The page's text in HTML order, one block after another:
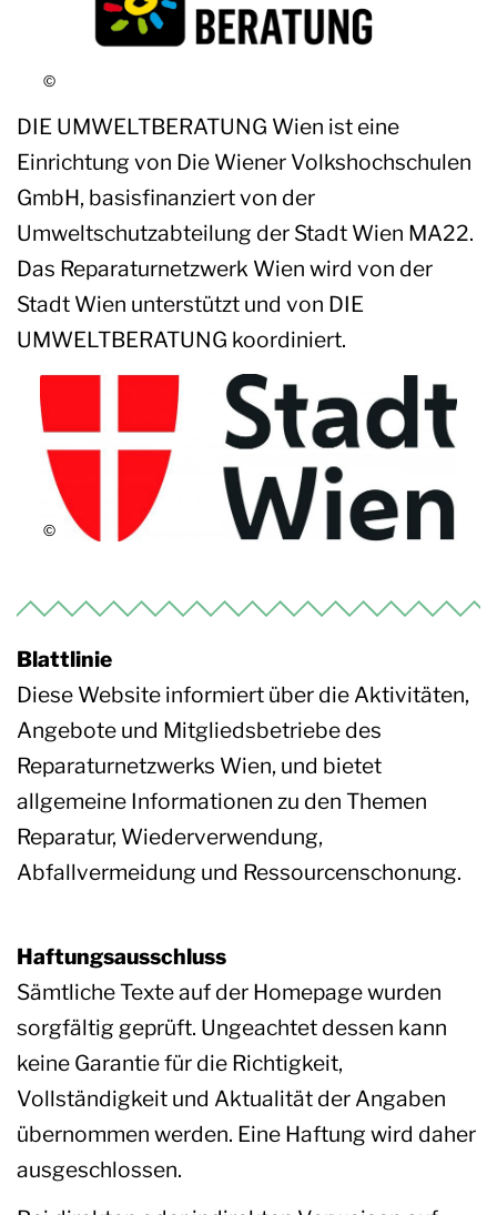
DIE UMWELTBERATUNG Wien ist eine
Einrichtung von Die Wiener Volkshochschulen
GmbH, basisfinanziert von der
Umweltschutzabteilung der Stadt Wien MA22.
Das Reparaturnetzwerk Wien wird von der
Stadt Wien unterstützt und von DIE
UMWELTBERATUNG koordiniert.
Blattlinie
Diese Website informiert über die Aktivitäten,
Angebote und Mitgliedsbetriebe des
Reparaturnetzwerks Wien, und bietet
allgemeine Informationen zu den Themen
Reparatur, Wiederverwendung,
Abfallvermeidung und Ressourcenschonung.
Haftungsausschluss
Sämtliche Texte auf der Homepage wurden
sorgfältig geprüft. Ungeachtet dessen kann
keine Garantie für die Richtigkeit,
Vollständigkeit und Aktualität der Angaben
übernommen werden. Eine Haftung wird daher
ausgeschlossen.